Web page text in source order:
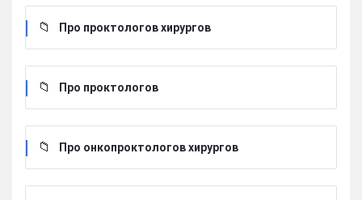
Про проктологов хирургов
Про проктологов
Про онкопроктологов хирургов